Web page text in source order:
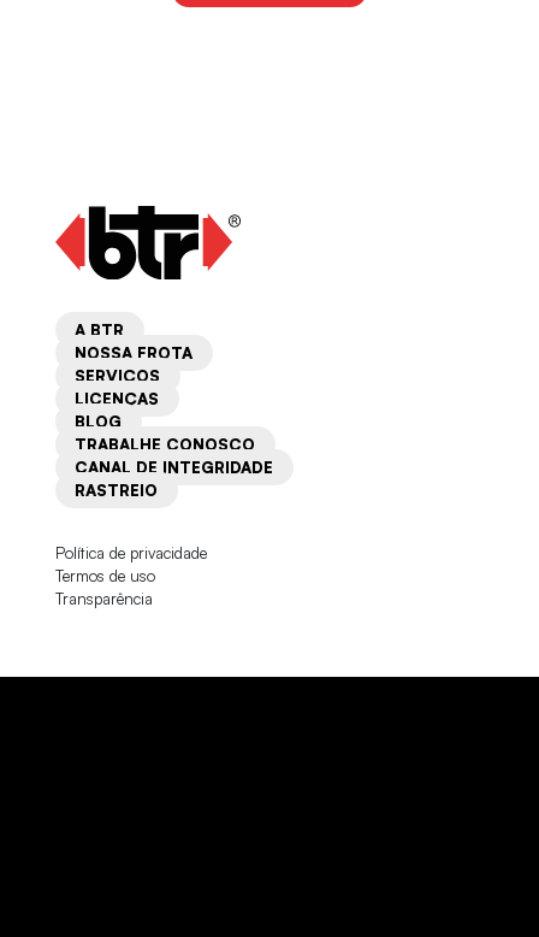
A BTR
NOSSA FROTA
SERVIÇOS
LICENÇAS
BLOG
TRABALHE CONOSCO
CANAL DE INTEGRIDADE
RASTREIO
Política de privacidade
Termos de uso
Transparência